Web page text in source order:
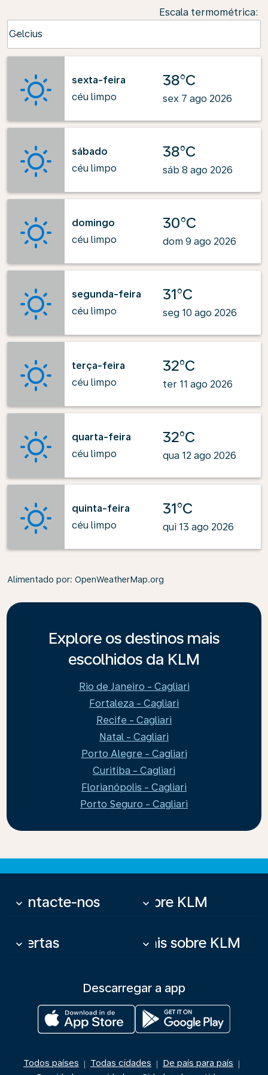
Escala termométrica:
Celcius
keyboard_arrow_down
sexta-feira
céu limpo
38°C
sex 7 ago 2026
sábado
céu limpo
38°C
sáb 8 ago 2026
domingo
céu limpo
30°C
dom 9 ago 2026
segunda-feira
céu limpo
31°C
seg 10 ago 2026
terça-feira
céu limpo
32°C
ter 11 ago 2026
quarta-feira
céu limpo
32°C
qua 12 ago 2026
quinta-feira
céu limpo
31°C
qui 13 ago 2026
Alimentado por: OpenWeatherMap.org
Explore os destinos mais
escolhidos da KLM
Rio de Janeiro - Cagliari
Fortaleza - Cagliari
Recife - Cagliari
Natal - Cagliari
Porto Alegre - Cagliari
Curitiba - Cagliari
Florianópolis - Cagliari
Porto Seguro - Cagliari
Contacte-nos
keyboard_arrow_down Sobre KLM
keyboard_arrow_down
Ofertas
keyboard_arrow_down Mais sobre KLM
keyboard_arrow_down
Descarregar a app
Todos países | Todas cidades | De país para país |